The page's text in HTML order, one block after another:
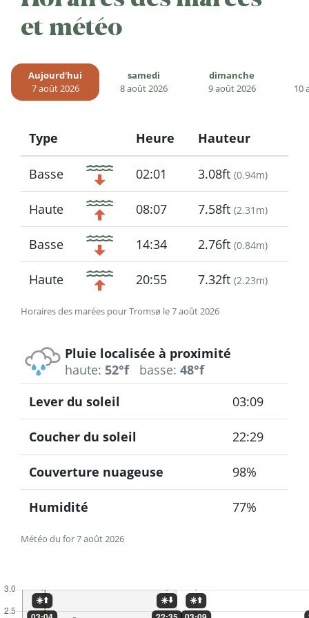
et météo
Aujourd'hui
7 août 2026
samedi
8 août 2026
dimanche
9 août 2026
10
Horaires des marées pour Tromsø le 7 août 2026
Type
Icon
Heure Hauteur
Basse 02:01 3.08ft (0.94m)
Haute 08:07 7.58ft (2.31m)
Basse 14:34 2.76ft (0.84m)
Haute 20:55 7.32ft (2.23m)
Pluie localisée à proximité
haute: 52°f basse: 48°f
Météo du for 7 août 2026
Lever du soleil 03:09
Coucher du soleil 22:29
Couverture nuageuse 98%
Humidité 77%